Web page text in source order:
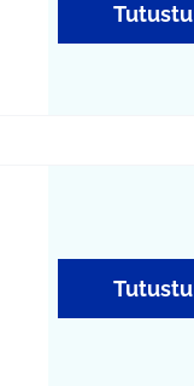
Tutustu
Tutustu